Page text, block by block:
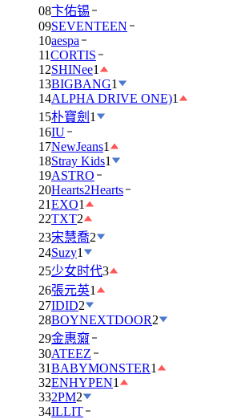
08卞佑锡
09SEVENTEEN
10aespa
11CORTIS
12SHINee1
13BIGBANG1
14ALPHA DRIVE ONE)1
15朴寶劍 1
16IU
17NewJeans1
18Stray Kids1
19ASTRO
20Hearts2Hearts
21EXO1
22TXT2
23宋慧喬2
24Suzy1
25少女时代3
26張元英1
27IDID2
28BOYNEXTDOOR2
29金惠奫
30ATEEZ
31BABYMONSTER1
32ENHYPEN1
332PM2
34ILLIT